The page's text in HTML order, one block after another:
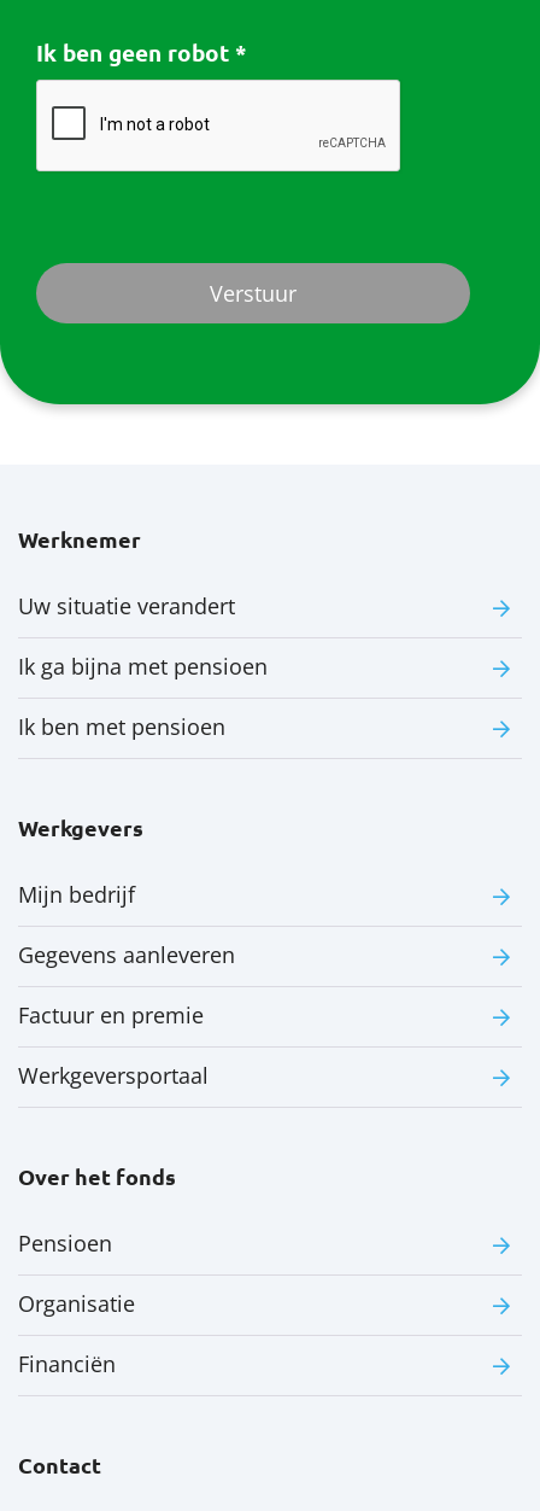
Ik ben geen robot *
Werknemer
Uw situatie verandert
Ik ga bijna met pensioen
Ik ben met pensioen
Werkgevers
Mijn bedrijf
Gegevens aanleveren
Factuur en premie
Werkgeversportaal
Over het fonds
Pensioen
Organisatie
Financiën
Contact